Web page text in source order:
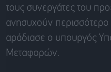
τους συνεργάτες του
ανησυχούν
αράδιασε ο υπουργός
Μεταφορών.